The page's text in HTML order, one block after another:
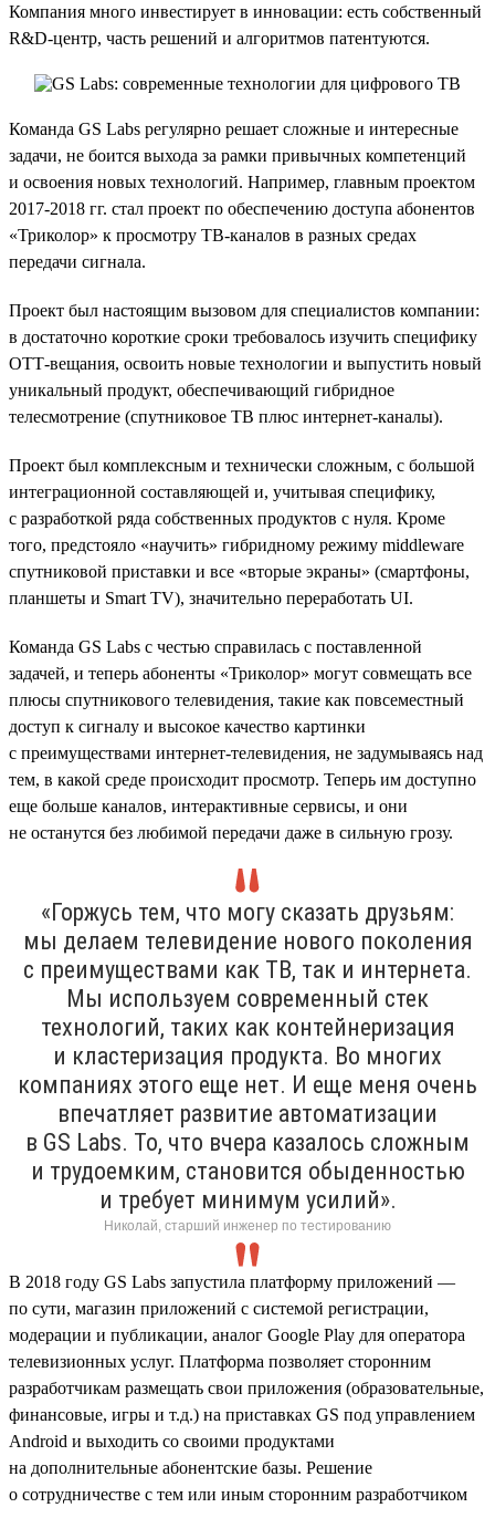
Компания много инвестирует в инновации: есть собственный
R&D-центр, часть решений и алгоритмов патентуются.
Команда GS Labs регулярно решает сложные и интересные
задачи, не боится выхода за рамки привычных компетенций
и освоения новых технологий. Например, главным проектом
2017-2018 гг. стал проект по обеспечению доступа абонентов
«Триколор» к просмотру ТВ-каналов в разных средах
передачи сигнала.
Проект был настоящим вызовом для специалистов компании:
в достаточно короткие сроки требовалось изучить специфику
ОТТ-вещания, освоить новые технологии и выпустить новый
уникальный продукт, обеспечивающий гибридное
телесмотрение (спутниковое ТВ плюс интернет-каналы).
Проект был комплексным и технически сложным, с большой
интеграционной составляющей и, учитывая специфику,
с разработкой ряда собственных продуктов с нуля. Кроме
того, предстояло «научить» гибридному режиму middleware
спутниковой приставки и все «вторые экраны» (смартфоны,
планшеты и Smart TV), значительно переработать UI.
Команда GS Labs с честью справилась с поставленной
задачей, и теперь абоненты «Триколор» могут совмещать все
плюсы спутникового телевидения, такие как повсеместный
доступ к сигналу и высокое качество картинки
с преимуществами интернет-телевидения, не задумываясь над
тем, в какой среде происходит просмотр. Теперь им доступно
еще больше каналов, интерактивные сервисы, и они
не останутся без любимой передачи даже в сильную грозу.
«Горжусь тем, что могу сказать друзьям:
мы делаем телевидение нового поколения
c преимуществами как ТВ, так и интернета.
Мы используем современный стек
технологий, таких как контейнеризация
и кластеризация продукта. Во многих
компаниях этого еще нет. И еще меня очень
впечатляет развитие автоматизации
в GS Labs. То, что вчера казалось сложным
и трудоемким, становится обыденностью
и требует минимум усилий».
Николай, старший инженер по тестированию
В 2018 году GS Labs запустила платформу приложений —
по сути, магазин приложений с системой регистрации,
модерации и публикации, аналог Google Play для оператора
телевизионных услуг. Платформа позволяет сторонним
разработчикам размещать свои приложения (образовательные,
финансовые, игры и т.д.) на приставках GS под управлением
Android и выходить со своими продуктами
на дополнительные абонентские базы. Решение
о сотрудничестве с тем или иным сторонним разработчиком